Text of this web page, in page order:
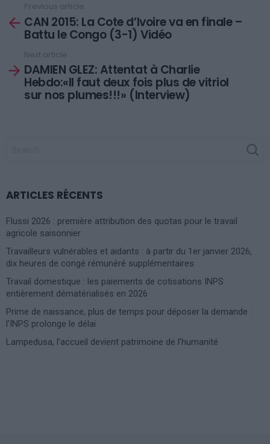
more
Previous article
CAN 2015: La Cote d’Ivoire va en finale –
Battu le Congo (3-1) Vidéo
Next article
DAMIEN GLEZ: Attentat à Charlie
Hebdo:«Il faut deux fois plus de vitriol
sur nos plumes!!!» (Interview)
ARTICLES RÉCENTS
Flussi 2026 : première attribution des quotas pour le travail
agricole saisonnier
Travailleurs vulnérables et aidants : à partir du 1er janvier 2026,
dix heures de congé rémunéré supplémentaires
Travail domestique : les paiements de cotisations INPS
entièrement dématérialisés en 2026
Prime de naissance, plus de temps pour déposer la demande :
l’INPS prolonge le délai
Lampedusa, l’accueil devient patrimoine de l’humanité